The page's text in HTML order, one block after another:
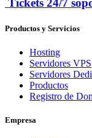
Tickets 24/7
Productos y Servicios
Hosting
Servidores VPS
Servidores
Productos
Registro de
Empresa